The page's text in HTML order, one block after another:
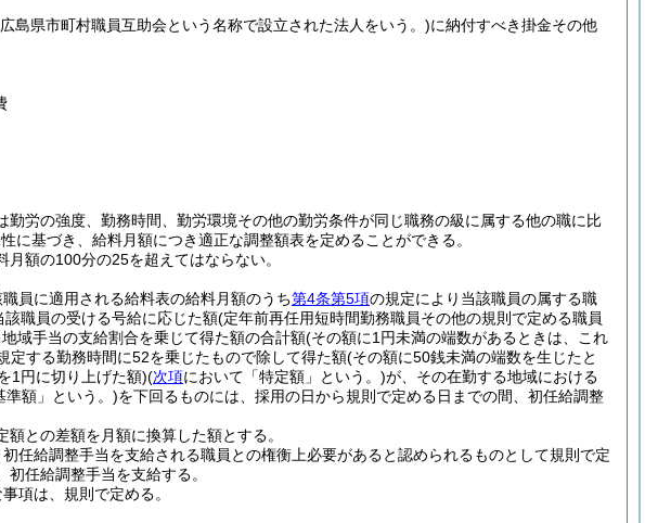
島県市町村職員互助会という名称で設立された法人をいう。)に納付すべき掛金その他
労の強度、勤務時間、勤労環境その他の勤労条件が同じ職務の級に属する他の職に比
基づき、給料月額につき適正な調整額表を定めることができる。
額の100分の25を超えてはならない。
員に適用される給料表の給料月額のうち第4条第5項の規定により当該職員の属する職
該職員の受ける号給に応じた額(定年前再任用短時間勤務職員その他の規則で定める職員
域手当の支給割合を乗じて得た額の合計額(その額に1円未満の端数があるときは、これ
定する勤務時間に52を乗じたもので除して得た額(その額に50銭未満の端数を生じたと
1円に切り上げた額)(次項において「特定額」という。)が、その在勤する地域における
準額」という。)を下回るものには、採用の日から規則で定める日までの間、初任給調整
との差額を月額に換算した額とする。
任給調整手当を支給される職員との権衡上必要があると認められるものとして規則で定
初任給調整手当を支給する。
項は、規則で定める。